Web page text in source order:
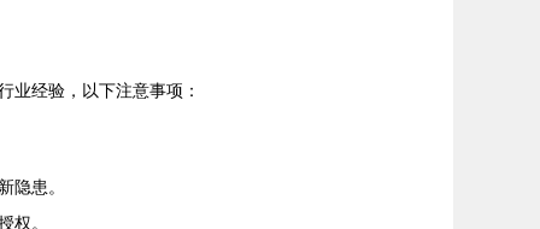
业经验，以下注意事项：
隐患。
权。